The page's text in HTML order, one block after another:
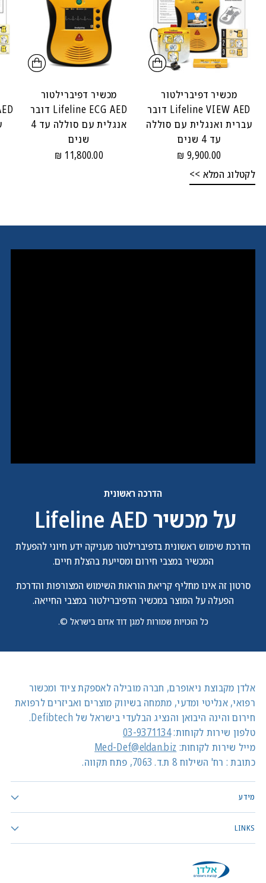
מכשיר דפיברילטור
Lifeline VIEW AED דובר
עברית ואנגלית עם סוללה
עד 4 שנים
9,900.00 ₪
מכשיר דפיברילטור
Lifeline ECG AED דובר
אנגלית עם סוללה עד 4
שנים
11,800.00 ₪
לקטלוג המלא >>
הדרכה ראשונית
על מכשיר Lifeline AED
הדרכת שימוש ראשונית בדפיברילטור מעניקה ידע חיוני להפעלת
המכשיר במצבי חירום ומסייעת בהצלת חיים.
סרטון זה אינו מחליף קריאת הוראות השימוש המצורפות והדרכת
הפעלה על המוצר במכשיר הדפיברילטור במצבי החייאה.
כל הזכויות שמורות למגן דוד אדום בישראל ©.
אלדן מקבוצת ניאופרם, חברה מובילה לאספקת ציוד ומכשור
רפואי, אנליטי ומדעי, מתמחה בשיווק מוצרים ואביזרים לרפואת
חירום והינה היבואן והנציג הבלעדי בישראל של Defibtech.
טלפון שירות לקוחות:03-9371134
מייל שירות לקוחות: Med-Def@eldan.biz
כתובת : רח' השילוח 8 ת.ד. 7063, פתח תקווה.
מידע
LINKS